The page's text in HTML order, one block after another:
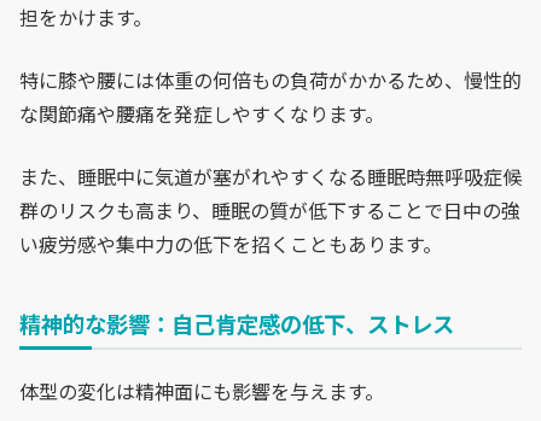
担をかけます。
特に膝や腰には体重の何倍もの負荷がかかるため、慢性的
な関節痛や腰痛を発症しやすくなります。
また、睡眠中に気道が塞がれやすくなる睡眠時無呼吸症候
群のリスクも高まり、睡眠の質が低下することで日中の強
い疲労感や集中力の低下を招くこともあります。
精神的な影響：自己肯定感の低下、ストレス
体型の変化は精神面にも影響を与えます。